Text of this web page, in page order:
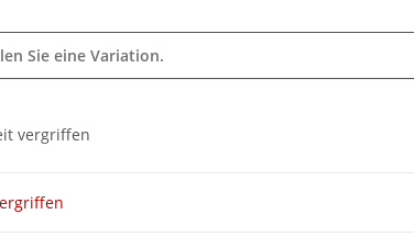
Sie eine Variation.
vergriffen